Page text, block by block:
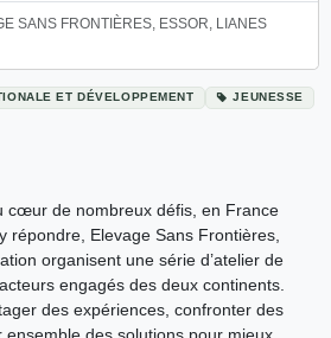
SANS FRONTIÈRES, ESSOR, LIANES
ET DÉVELOPPEMENT JEUNESSE
cœur de nombreux défis, en France
répondre, Elevage Sans Frontières,
organisent une série d’atelier de
engagés des deux continents.
des expériences, confronter des